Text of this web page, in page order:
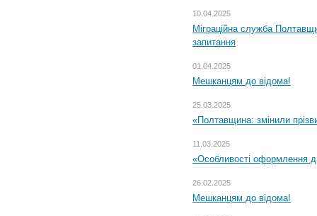
10.04.2025
Міграційна служба
запитання
01.04.2025
Мешканцям до відома!
25.03.2025
«Полтавщина: змінили
11.03.2025
«Особливості оформлення
26.02.2025
Мешканцям до відома!